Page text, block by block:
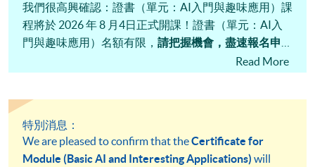
我們很高興確認：證書（單元：AI入門與趣味應用）課
程將於 2026 年 8 月4日正式開課！證書（單元：AI入
門與趣味應用）名額有限， 請把握機會，盡速報名申
Read More
特別消息：
We are pleased to confirm that theCertificate for
Module (Basic AI and Interesting Applications) will